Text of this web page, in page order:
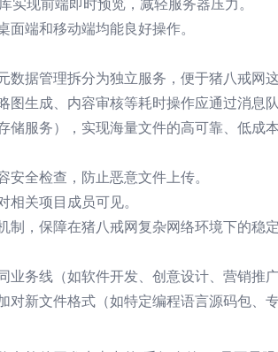
现前端即时预览，减轻服务器压力。
端和移动端均能良好操作。
数据管理拆分为独立服务，便于猪八戒网
图生成、内容审核等耗时操作应通过消息
储服务），实现海量文件的高可靠、低成
全检查，防止恶意文件上传。
关项目成员可见。
，保障在猪八戒网复杂网络环境下的稳定
务线（如软件开发、创意设计、营销推广
新文件格式（如特定编程语言源码包、